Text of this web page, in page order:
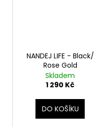
NANDEJ LIFE - Black/
Rose Gold
Skladem
1 290 Kč
DO KOŠÍKU